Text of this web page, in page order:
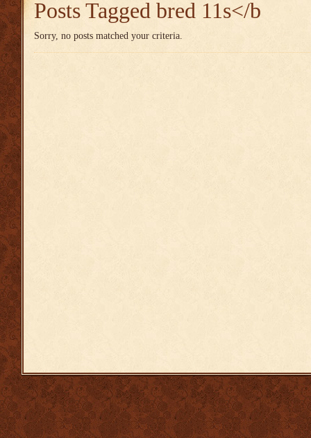
Posts Tagged bred 11s</b
Sorry, no posts matched your criteria.